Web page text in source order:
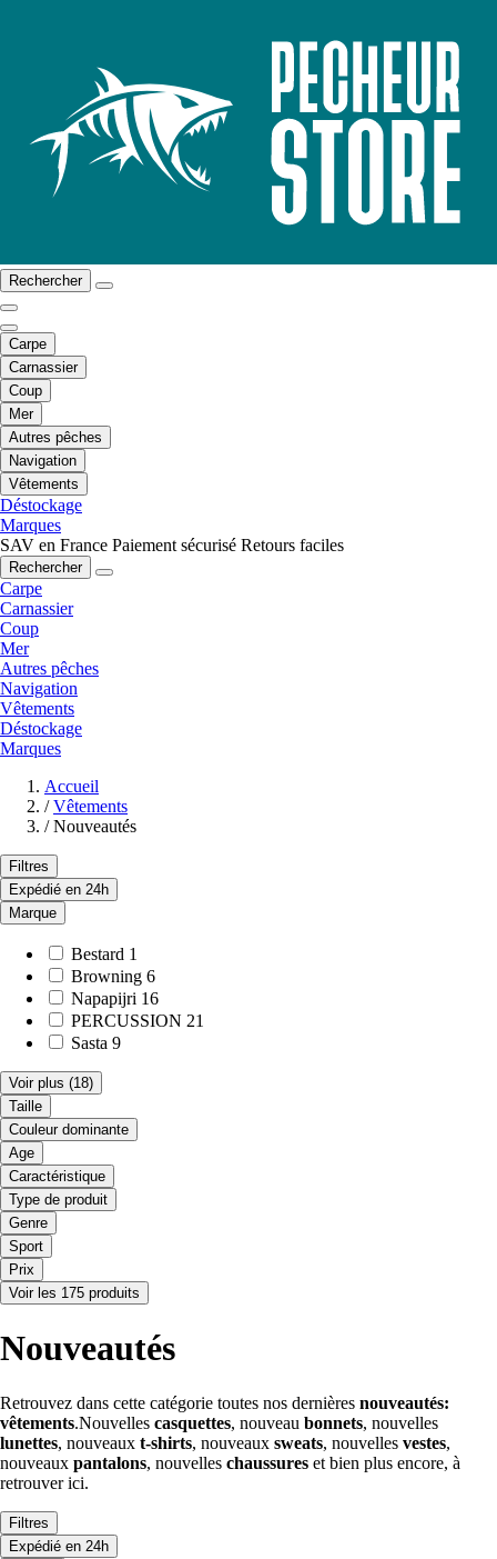
Rechercher
Carpe
Carnassier
Coup
Mer
Autres pêches
Navigation
Vêtements
Déstockage
Marques
SAV en France Paiement sécurisé Retours faciles
Rechercher
Carpe
Carnassier
Coup
Mer
Autres pêches
Navigation
Vêtements
Déstockage
Marques
Accueil
/ Vêtements
/ Nouveautés
Filtres
Expédié en 24h
Marque
Bestard 1
Browning 6
Napapijri 16
PERCUSSION 21
Sasta 9
Voir plus (18)
Taille
Couleur dominante
Age
Caractéristique
Type de produit
Genre
Sport
Prix
Voir les 175 produits
Nouveautés
Retrouvez dans cette catégorie toutes nos dernières nouveautés:
vêtements.Nouvelles casquettes, nouveau bonnets, nouvelles
lunettes, nouveaux t-shirts, nouveaux sweats, nouvelles vestes,
nouveaux pantalons, nouvelles chaussures et bien plus encore, à
retrouver ici.
Filtres
Expédié en 24h